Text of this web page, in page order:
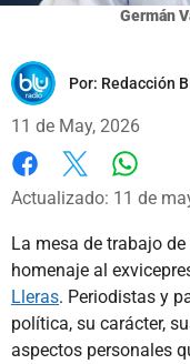
Germán
Por: Redacción
11 de May, 2026
Facebook
X
Actualizado: 11 de
La mesa de trabajo de
homenaje al
Lleras. Periodistas y
política, su carácter,
aspectos personales